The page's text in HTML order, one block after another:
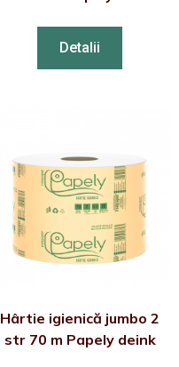
Detalii
Hârtie igienică jumbo 2
str 70 m Papely deink